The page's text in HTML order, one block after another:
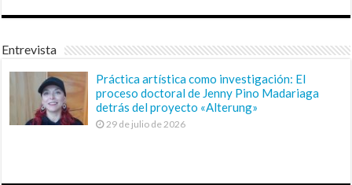
Entrevista
Práctica artística como investigación: El
proceso doctoral de Jenny Pino Madariaga
detrás del proyecto «Alterung»
29 de julio de 2026